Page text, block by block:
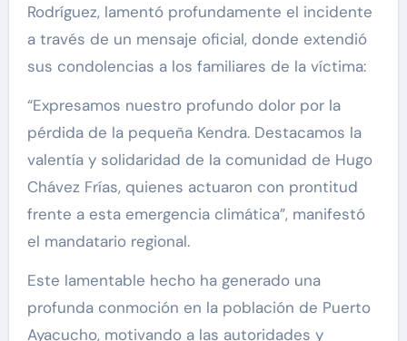
Rodríguez, lamentó profundamente el incidente
a través de un mensaje oficial, donde extendió
sus condolencias a los familiares de la víctima:
“Expresamos nuestro profundo dolor por la
pérdida de la pequeña Kendra. Destacamos la
valentía y solidaridad de la comunidad de Hugo
Chávez Frías, quienes actuaron con prontitud
frente a esta emergencia climática”, manifestó
el mandatario regional.
Este lamentable hecho ha generado una
profunda conmoción en la población de Puerto
Ayacucho, motivando a las autoridades y